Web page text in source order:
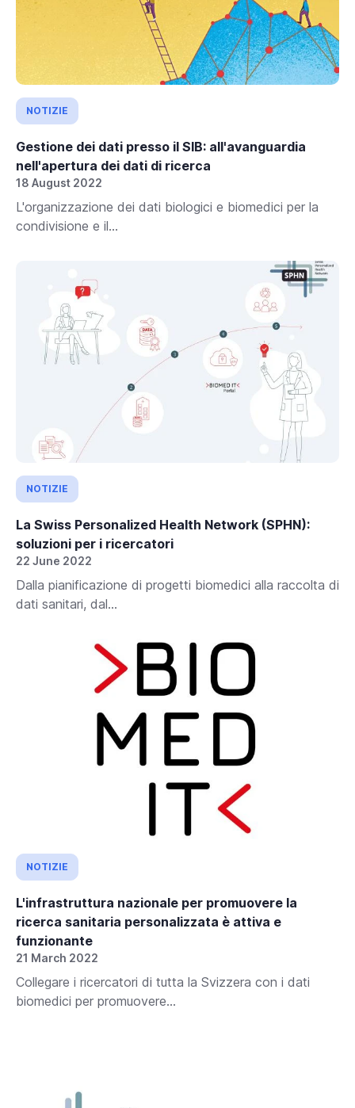
NOTIZIE
Gestione dei dati presso il SIB: all'avanguardia
nell'apertura dei dati di ricerca
18 August 2022
L'organizzazione dei dati biologici e biomedici per la
condivisione e il...
NOTIZIE
La Swiss Personalized Health Network (SPHN):
soluzioni per i ricercatori
22 June 2022
Dalla pianificazione di progetti biomedici alla raccolta di
dati sanitari, dal...
NOTIZIE
L'infrastruttura nazionale per promuovere la
ricerca sanitaria personalizzata è attiva e
funzionante
21 March 2022
Collegare i ricercatori di tutta la Svizzera con i dati
biomedici per promuovere...